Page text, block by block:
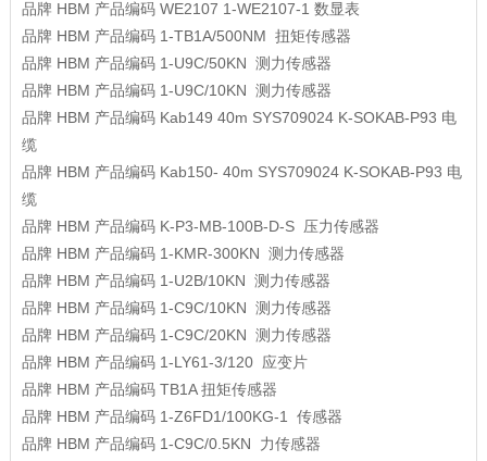
品牌 HBM 产品编码 WE2107 1-WE2107-1 数显表
品牌 HBM 产品编码 1-TB1A/500NM 扭矩传感器
品牌 HBM 产品编码 1-U9C/50KN 测力传感器
品牌 HBM 产品编码 1-U9C/10KN 测力传感器
品牌 HBM 产品编码 Kab149 40m SYS709024 K-SOKAB-P93 电
缆
品牌 HBM 产品编码 Kab150- 40m SYS709024 K-SOKAB-P93 电
缆
品牌 HBM 产品编码 K-P3-MB-100B-D-S 压力传感器
品牌 HBM 产品编码 1-KMR-300KN 测力传感器
品牌 HBM 产品编码 1-U2B/10KN 测力传感器
品牌 HBM 产品编码 1-C9C/10KN 测力传感器
品牌 HBM 产品编码 1-C9C/20KN 测力传感器
品牌 HBM 产品编码 1-LY61-3/120 应变片
品牌 HBM 产品编码 TB1A 扭矩传感器
品牌 HBM 产品编码 1-Z6FD1/100KG-1
传感器
品牌 HBM 产品编码 1-C9C/0.5KN 力传感器